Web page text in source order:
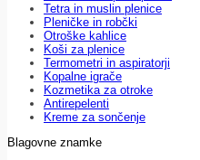
Tetra in muslin plenice
Pleničke in robčki
Otroške kahlice
Koši za plenice
Termometri in aspiratorji
Kopalne igrače
Kozmetika za otroke
Antirepelenti
Kreme za sončenje
Blagovne znamke